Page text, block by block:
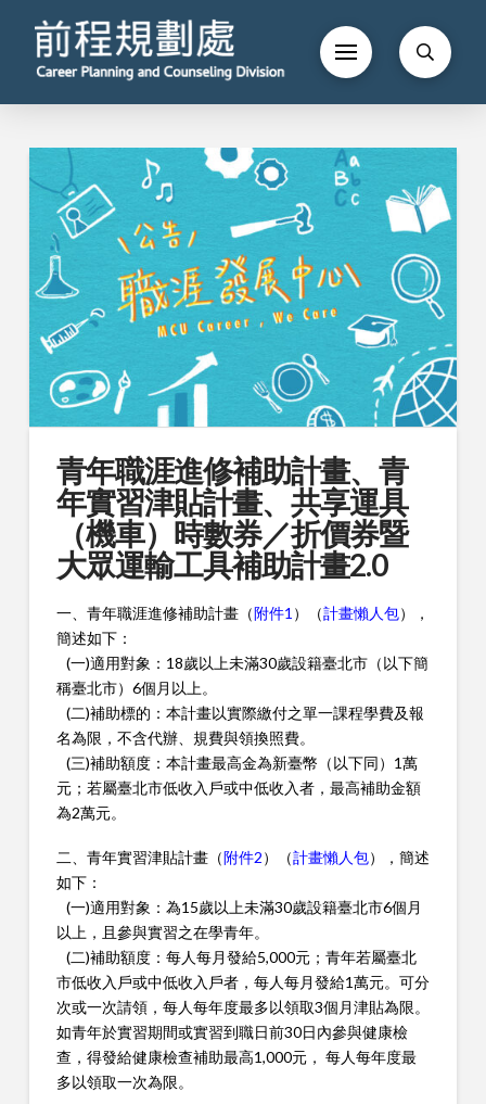
青年職涯進修補助計畫、青
年實習津貼計畫、共享運具
（機車）時數券／折價券暨
大眾運輸工具補助計畫2.0
一、青年職涯進修補助計畫（附件1 ）（計畫懶人包），
簡述如下：
(一)適用對象：18歲以上未滿30歲設籍臺北市（以下簡
稱臺北市）6個月以上。
(二)補助標的：本計畫以實際繳付之單一課程學費及報
名為限，不含代辦、規費與領換照費。
(三)補助額度：本計畫最高金為新臺幣（以下同）1萬
元；若屬臺北市低收入戶或中低收入者，最高補助金額
為2萬元。
二、青年實習津貼計畫（附件2）（計畫懶人包），簡述
如下：
(一)適用對象：為15歲以上未滿30歲設籍臺北市6個月
以上，且參與實習之在學青年。
(二)補助額度：每人每月發給5,000元；青年若屬臺北
市低收入戶或中低收入戶者，每人每月發給1萬元。可分
次或一次請領，每人每年度最多以領取3個月津貼為限。
如青年於實習期間或實習到職日前30日內參與健康檢
查，得發給健康檢查補助最高1,000元， 每人每年度最
多以領取一次為限。